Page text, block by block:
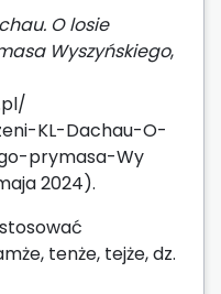
O losie
Wyszyńskiego,
KL-Dachau-O-
prymasa-Wy
2024).
tenże, tejże, dz.